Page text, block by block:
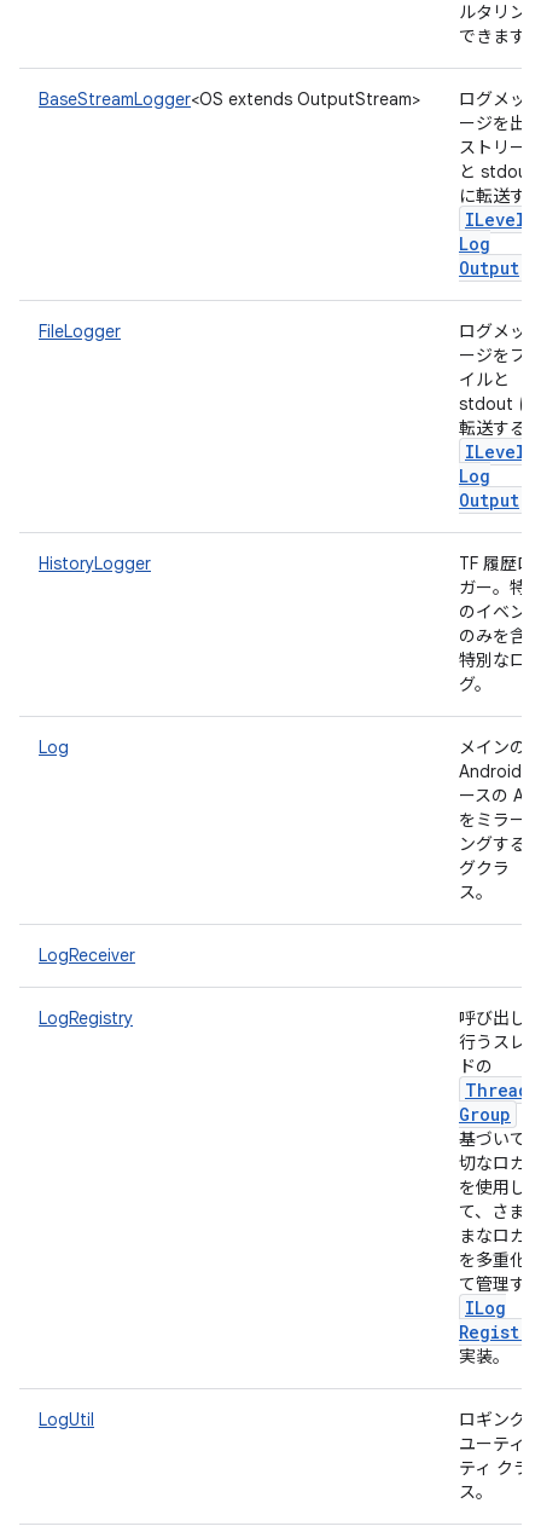
ルタリン
できます
BaseStreamLogger<OS extends OutputStream>
ログメッ
ージを出
ストリー
と stdout
に転送す
Log
Output
FileLogger
ログメッ
ージをフ
イルと
stdout に
転送する
Log
Output
HistoryLogger
TF 履歴ロ
ガー。特
のイベン
のみを含
特別なロ
グ。
Log
メインの
Android
ースの API
をミラー
ングする
グクラ
ス。
LogReceiver
LogRegistry
呼び出し
行うスレ
ドの
Thread
Group
基づいて
切なロガ
を使用し
て、さまざ
まなロガ
を多重化
て管理す
ILog
Registry
実装。
LogUtil
ロギング
ユーティリ
ティ クラ
ス。